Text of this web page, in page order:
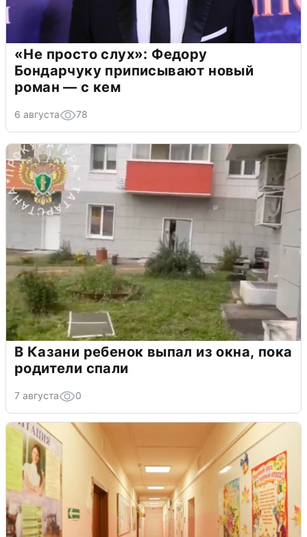
«Не просто слух»: Федору
Бондарчуку приписывают новый
роман — с кем
6 августа 78
В Казани ребенок выпал из окна, пока
родители спали
7 августа 0